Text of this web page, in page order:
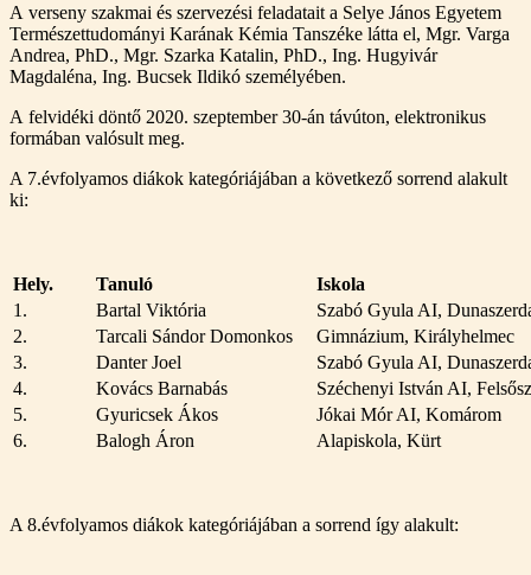
A verseny szakmai és szervezési feladatait a Selye János Egyetem
Természettudományi Karának Kémia Tanszéke látta el, Mgr. Varga
Andrea, PhD., Mgr. Szarka Katalin, PhD., Ing. Hugyivár
Magdaléna, Ing. Bucsek Ildikó személyében.
A felvidéki döntő 2020. szeptember 30-án távúton, elektronikus
formában valósult meg.
A 7.évfolyamos diákok kategóriájában a következő sorrend alakult
ki:
Hely. Tanuló
Iskola
1.
Bartal Viktória
Szabó Gyula AI,
2.
Tarcali Sándor Domonkos
Gimnázium, Királyhelmec
3.
Danter Joel
Szabó Gyula AI,
4.
Kovács Barnabás
Széchenyi István AI,
5.
Gyuricsek Ákos
Jókai Mór AI, Komárom
6.
Balogh Áron Alapiskola, Kürt
A 8.évfolyamos diákok kategóriájában a sorrend így alakult: